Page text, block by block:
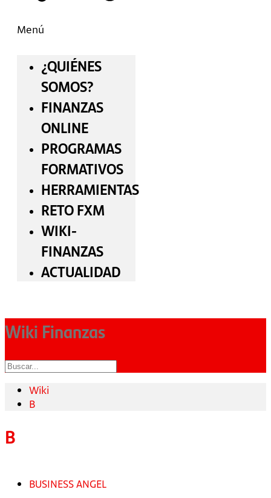
Menú
¿QUIÉNES
SOMOS?
FINANZAS
ONLINE
PROGRAMAS
FORMATIVOS
HERRAMIENTAS
RETO FXM
WIKI-
FINANZAS
ACTUALIDAD
Wiki Finanzas
Wiki
B
B
BUSINESS ANGEL